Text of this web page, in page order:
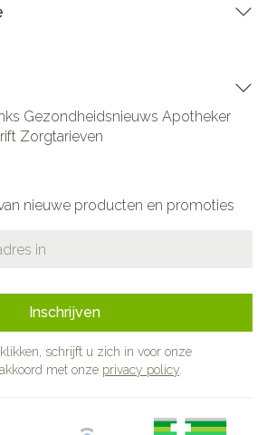
Gezondheidsnieuws Apotheker
Zorgtarieven
nieuwe producten en promoties
Inschrijven
schrijft u zich in voor onze
met onze privacy policy